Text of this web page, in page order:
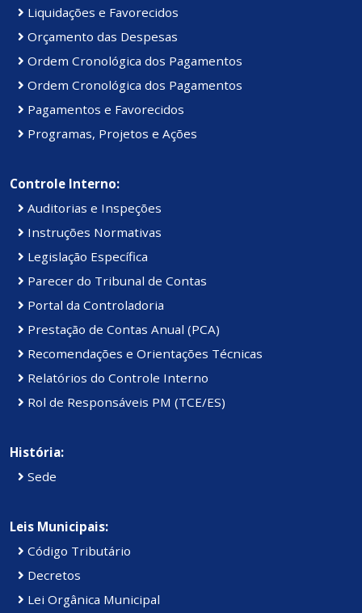
Liquidações e Favorecidos
Orçamento das Despesas
Ordem Cronológica dos Pagamentos
Ordem Cronológica dos Pagamentos
Pagamentos e Favorecidos
Programas, Projetos e Ações
Controle Interno:
Auditorias e Inspeções
Instruções Normativas
Legislação Específica
Parecer do Tribunal de Contas
Portal da Controladoria
Prestação de Contas Anual (PCA)
Recomendações e Orientações Técnicas
Relatórios do Controle Interno
Rol de Responsáveis PM (TCE/ES)
História:
Sede
Leis Municipais:
Código Tributário
Decretos
Lei Orgânica Municipal